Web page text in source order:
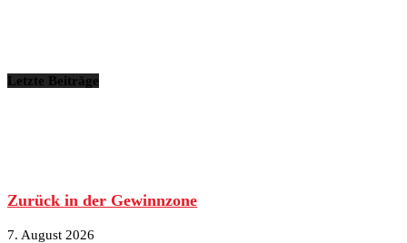
Letzte Beiträge
Zurück in der Gewinnzone
7. August 2026